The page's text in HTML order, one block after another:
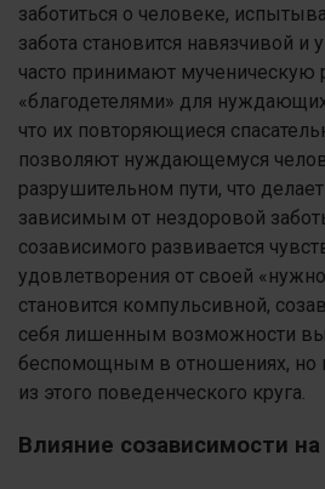
заботиться о человеке,
забота становится навязчивой
часто принимают мученическую
«благодетелями» для
что их повторяющиеся
позволяют нуждающемуся
разрушительном пути, что
зависимым от нездоровой
созависимого развивается
удовлетворения от своей
становится компульсивной,
себя лишенным возможности
беспомощным в отношениях, но
из этого поведенческого круга.
Влияние созависимости